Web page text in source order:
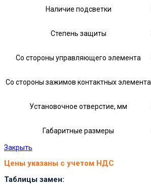
Наличие подсветки
Степень защиты
Со стороны управляющего элемента
Со стороны зажимов контактных элемента
Установочное отверстие, мм
Габаритные размеры
Закрыть
Цены указаны с учетом НДС
Таблицы замен: